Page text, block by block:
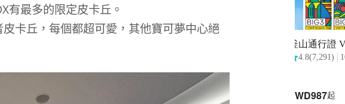
最多的限定皮卡丘。
卡丘，每個都超可愛，其他寶可夢中心絕